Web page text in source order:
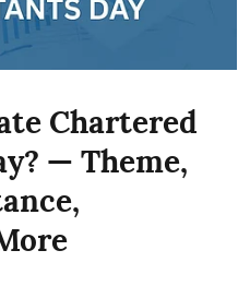
Chartered
— Theme,